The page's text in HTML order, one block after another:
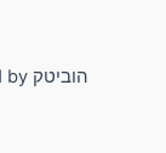
Copyright © 2026 הוביטק | Powered by הוביטק